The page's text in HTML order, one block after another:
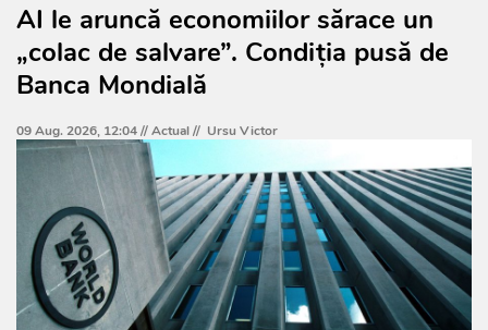
AI le aruncă economiilor sărace un
„colac de salvare”. Condiția pusă de
Banca Mondială
09 Aug. 2026, 12:04 //Actual// Ursu Victor